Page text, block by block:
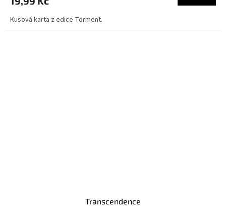
Kusová karta z edice Torment.
Transcendence